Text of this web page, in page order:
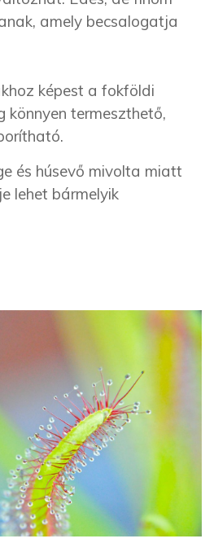
amely becsalogatja
képest a fokföldi
termeszthető,
és húsevő mivolta miatt
lehet bármelyik